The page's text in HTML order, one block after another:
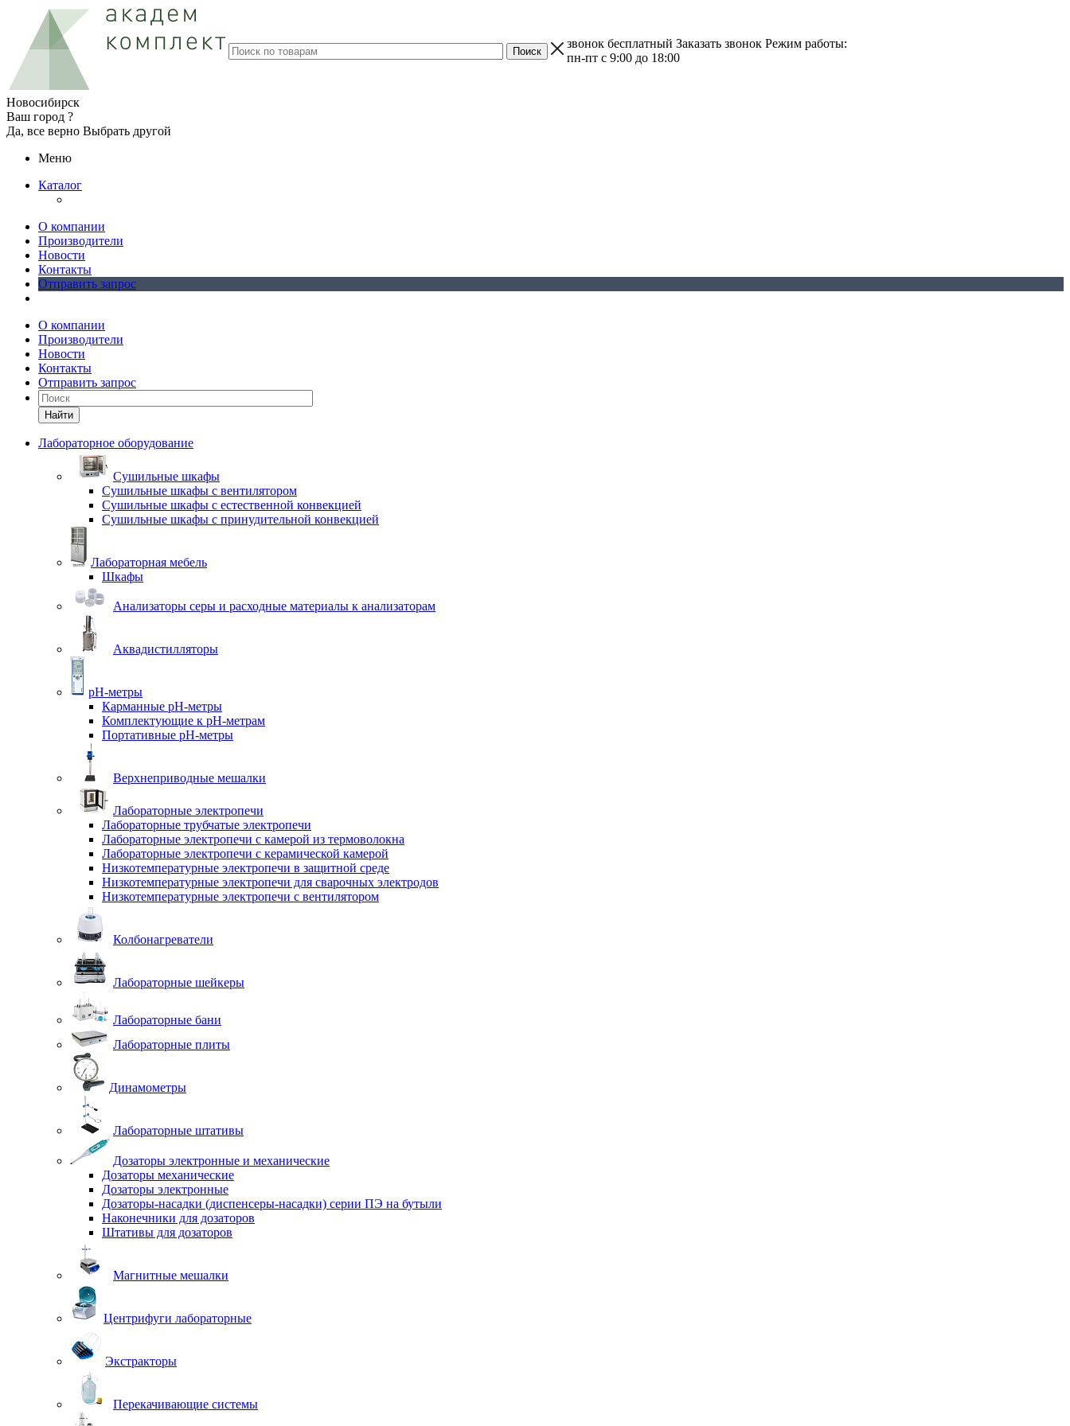
звонок бесплатный Заказать звонок Режим работы:
пн-пт с 9:00 до 18:00
Новосибирск
Ваш город ?
Да, все верно Выбрать другой
Меню
Каталог
О компании
Производители
Новости
Контакты
Отправить запрос
О компании
Производители
Новости
Контакты
Отправить запрос
Найти
Лабораторное оборудование
Cушильные шкафы
Сушильные шкафы с вентилятором
Сушильные шкафы с естественной конвекцией
Сушильные шкафы с принудительной конвекцией
Лабораторная мебель
Шкафы
Анализаторы серы и расходные материалы к анализаторам
Аквадистилляторы
pH-метры
Карманные pH-метры
Комплектующие к pH-метрам
Портативные pH-метры
Верхнеприводные мешалки
Лабораторные электропечи
Лабораторные трубчатые электропечи
Лабораторные электропечи с камерой из термоволокна
Лабораторные электропечи с керамической камерой
Низкотемпературные электропечи в защитной среде
Низкотемпературные электропечи для cварочных электродов
Низкотемпературные электропечи с вентилятором
Колбонагреватели
Лабораторные шейкеры
Лабораторные бани
Лабораторные плиты
Динамометры
Лабораторные штативы
Дозаторы электронные и механические
Дозаторы механические
Дозаторы электронные
Дозаторы-насадки (диспенсеры-насадки) серии ПЭ на бутыли
Наконечники для дозаторов
Штативы для дозаторов
Магнитные мешалки
Центрифуги лабораторные
Экстракторы
Перекачивающие системы